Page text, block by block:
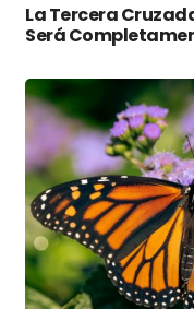
La Tercera
Será